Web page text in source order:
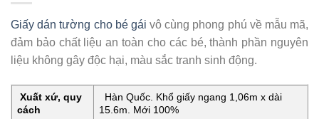
Giấy dán tường cho bé gái vô cùng phong phú về mẫu mã,
đảm bảo chất liệu an toàn cho các bé, thành phần nguyên
liệu không gây độc hại, màu sắc tranh sinh động.
Xuất xứ, quy
cách
Hàn Quốc. Khổ giấy ngang 1,06m x dài
15.6m. Mới 100%